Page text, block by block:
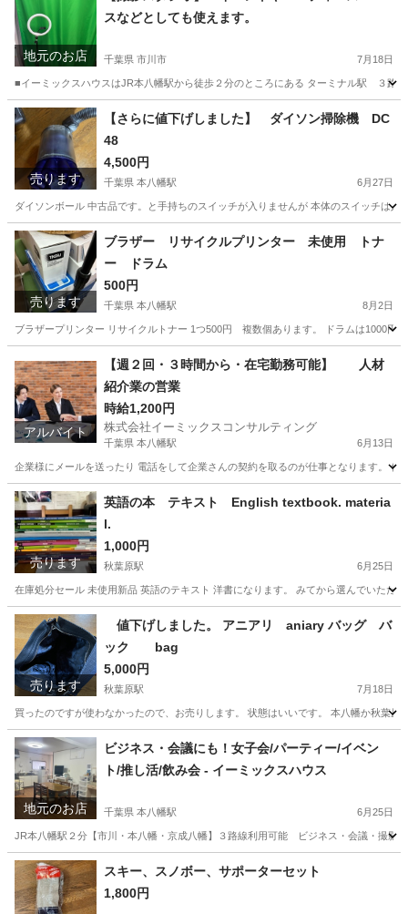
地元のお店
スなどとしても使えます。
千葉県 市川市 7月18日
■イーミックスハウスはJR本八幡駅から徒歩２分のところにある ターミナル駅 ３路
千葉 市川市 その他 マンスリー
売ります
【さらに値下げしました】 ダイソン掃除機 DC
48
4,500円
千葉県 本八幡駅 6月27日
ダイソンボール 中古品です。と手持ちのスイッチが入りませんが 本体のスイッチは
千葉 市川市 本八幡駅 生活家電 ダイソン
売ります
ブラザー リサイクルプリンター 未使用 トナ
ー ドラム
500円
千葉県 本八幡駅 8月2日
ブラザープリンター リサイクルトナー 1つ500円 複数個あります。 ドラムは1000円
本八幡駅 プリンター ブラザー
アルバイト
【週２回・３時間から・在宅勤務可能】 人材
紹介業の営業
時給1,200円
株式会社イーミックスコンサルティング
千葉県 本八幡駅 6月13日
企業様にメールを送ったり 電話をして企業さんの契約を取るのが仕事となります。
千葉 市川市 本八幡駅 営業事務
売ります
英語の本 テキスト English textbook. materia
l.
1,000円
秋葉原駅 6月25日
在庫処分セール 未使用新品 英語のテキスト 洋書になります。 みてから選んでいただ
東京 千代田区 秋葉原駅 模型、プラモデル 市川市
模型、プラモデル 模型
売ります
値下げしました。 アニアリ aniary バッグ バ
ック bag
5,000円
秋葉原駅 7月18日
買ったのですが使わなかったので、お売りします。 状態はいいです。 本八幡か秋葉
東京 千代田区 秋葉原駅 バッグ 状態
地元のお店
ビジネス・会議にも！女子会/パーティー/イベン
ト/推し活/飲み会 - イーミックスハウス
千葉県 本八幡駅 6月25日
JR本八幡駅２分【市川・本八幡・京成八幡】３路線利用可能 ビジネス・会議・撮影
千葉 市川市 本八幡駅 その他 無料
スキー、スノボー、サポーターセット
1,800円